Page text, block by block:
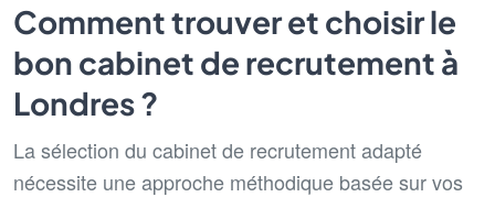
Comment trouver et choisir le
bon cabinet de recrutement à
Londres ?
La sélection du cabinet de recrutement adapté
nécessite une approche méthodique basée sur vos